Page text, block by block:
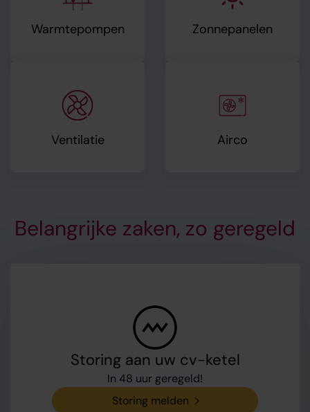
Warmtepompen Zonnepanelen
Ventilatie Airco
Belangrijke zaken, zo geregeld
Storing aan uw cv-ketel
In 48 uur geregeld!
Storing melden